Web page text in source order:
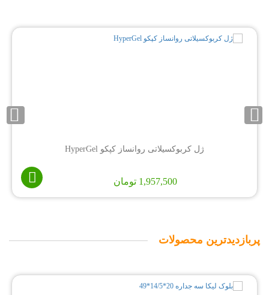
ژل کربوکسیلاتی روانساز کپکو HyperGel
1,957,500 تومان
پربازدیدترین محصولات